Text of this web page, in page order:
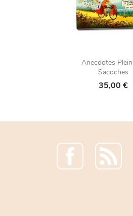
Anecdotes
Sacoches
35,00 €
Facebook Rss